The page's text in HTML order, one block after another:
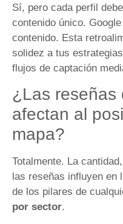
Sí, pero cada perfil
contenido único.
contenido. Esta
solidez a tus
flujos de captación
¿Las reseñas
afectan al
mapa?
Totalmente. La
las reseñas influyen en
de los pilares de
por sector.